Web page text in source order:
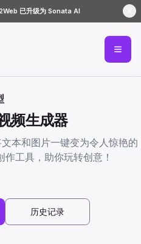
已升级为 Sonata AI
频生成器
本和图片一键变为令人惊艳的
工具，助你玩转创意！
历史记录